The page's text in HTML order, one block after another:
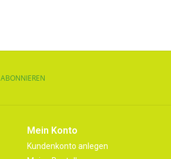
ABONNIEREN
Mein Konto
Kundenkonto anlegen